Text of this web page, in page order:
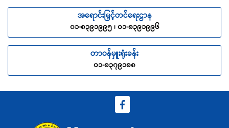
အရောင်းမြှင့်တင်ရေးဌာန
၀၁-၈၃၉၁၉၉၅ ၊ ၀၁-၈၃၉၁၉၉၆
တာဝန်မှူးရုံးခန်း
၀၁-၈၃၇၉၁၈၈